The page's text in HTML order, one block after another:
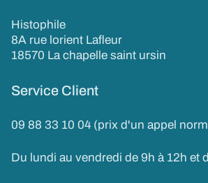
Histophile
8A rue lorient Lafleur
18570 La chapelle saint ursin
Service Client
09 88 33 10 04 (prix d'un appel
Du lundi au vendredi de 9h à 12h et